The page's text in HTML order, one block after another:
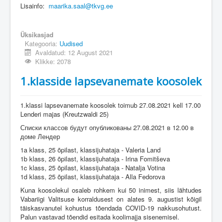
Lisainfo: maarika.saal@tkvg.ee
Üksikasjad
Kategooria: Uudised
Avaldatud: 12 August 2021
Klikke: 2078
1.klasside lapsevanemate koosolek
1.klassi lapsevanemate koosolek toimub 27.08.2021 kell 17.00
Lenderi majas (Kreutzwaldi 25)
Списки классов будут опубликованы 27.08.2021 в 12.00 в
доме Лендер
1a klass, 25 õpilast, klassijuhataja - Valeria Land
1b klass, 26 õpilast, klassijuhataja - Irina Fomitševa
1c klass, 25 õpilast, klassijuhataja - Natalja Votina
1d klass, 25 õpilast, klassijuhataja - Alla Fedorova
Kuna koosolekul osaleb rohkem kui 50 inimest, siis lähtudes
Vabariigi Valitsuse korraldusest on alates 9. augustist kõigil
täiskasvanutel kohustus tõendada COVID-19 nakkusohutust.
Palun vastavad tõendid esitada koolimajja sisenemisel.